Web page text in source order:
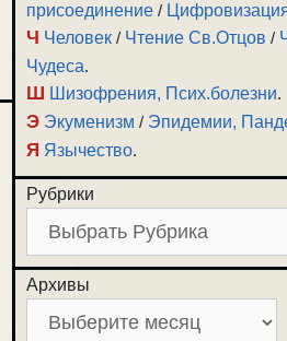
присоединение /
Ч Человек / Чтение Св.Отцов /
Чудеса.
Ш Шизофрения, Псих.болезни.
Э Экуменизм / Эпидемии,
Я Язычество.
Рубрики
Архивы